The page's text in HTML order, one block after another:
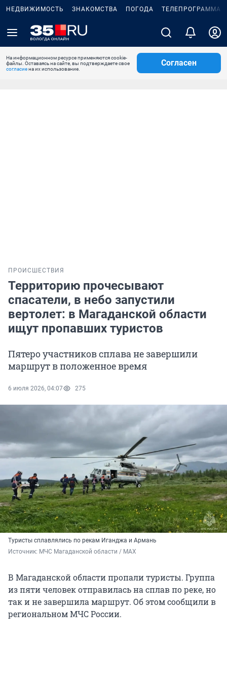
НЕДВИЖИМОСТЬ ЗНАКОМСТВА ПОГОДА ТЕЛЕПРОГРАММА
На информационном ресурсе применяются cookie-
файлы. Оставаясь на сайте, вы подтверждаете свое
согласиена их использование.
Согласен
ПРОИСШЕСТВИЯ
Территорию прочесывают
спасатели, в небо запустили
вертолет: в Магаданской области
ищут пропавших туристов
Пятеро участников сплава не завершили
маршрут в положенное время
6 июля 2026, 04:07 275
Туристы сплавлялись по рекам Иганджа и Армань
Источник: МЧС Магаданской области / МАХ
В Магаданской области пропали туристы. Группа
из пяти человек отправилась на сплав по реке, но
так и не завершила маршрут. Об этом сообщили в
региональном МЧС России.